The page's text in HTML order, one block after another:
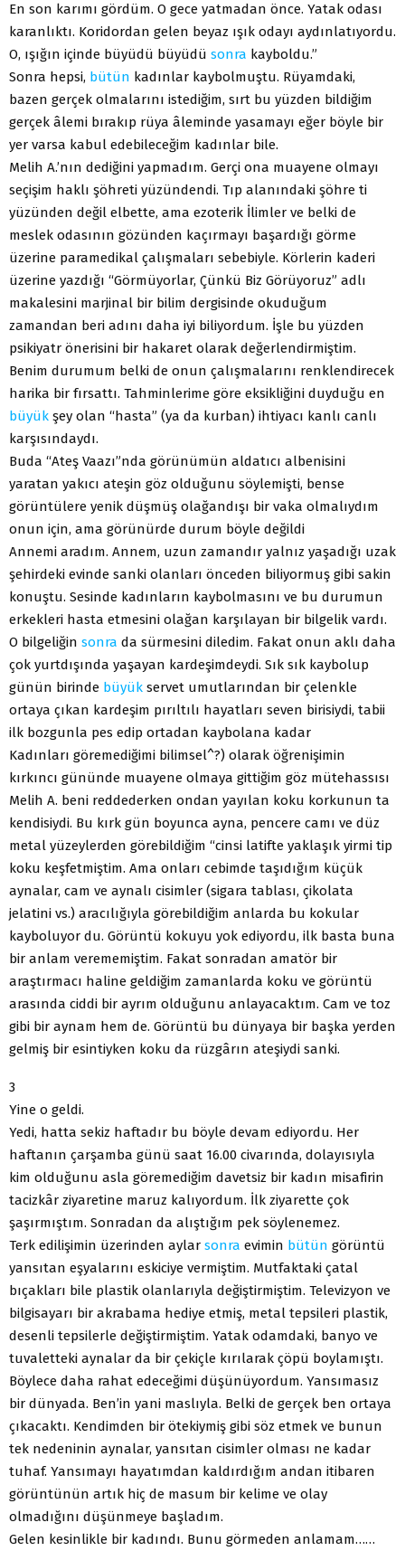
En son karımı gördüm. O gece yatmadan önce. Yatak odası
karanlıktı. Koridordan gelen beyaz ışık odayı aydınlatıyordu.
O, ışığın içinde büyüdü büyüdü sonra kayboldu.”
Sonra hepsi, bütün kadınlar kaybolmuştu. Rüyamdaki,
bazen gerçek olmalarını istediğim, sırt bu yüzden bildiğim
gerçek âlemi bırakıp rüya âleminde yasamayı eğer böyle bir
yer varsa kabul edebileceğim kadınlar bile.
Melih A.’nın dediğini yapmadım. Gerçi ona muayene olmayı
seçişim haklı şöhreti yüzündendi. Tıp alanındaki şöhre ti
yüzünden değil elbette, ama ezoterik İlimler ve belki de
meslek odasının gözünden kaçırmayı başardığı görme
üzerine paramedikal çalışmaları sebebiyle. Körlerin kaderi
üzerine yazdığı “Görmüyorlar, Çünkü Biz Görüyoruz” adlı
makalesini marjinal bir bilim dergisinde okuduğum
zamandan beri adını daha iyi biliyordum. İşle bu yüzden
psikiyatr önerisini bir hakaret olarak değerlendirmiştim.
Benim durumum belki de onun çalışmalarını renklendirecek
harika bir fırsattı. Tahminlerime göre eksikliğini duyduğu en
büyük şey olan “hasta” (ya da kurban) ihtiyacı kanlı canlı
karşısındaydı.
Buda “Ateş Vaazı”nda görünümün aldatıcı albenisini
yaratan yakıcı ateşin göz olduğunu söylemişti, bense
görüntülere yenik düşmüş olağandışı bir vaka olmalıydım
onun için, ama görünürde durum böyle değildi
Annemi aradım. Annem, uzun zamandır yalnız yaşadığı uzak
şehirdeki evinde sanki olanları önceden biliyormuş gibi sakin
konuştu. Sesinde kadınların kaybolmasını ve bu durumun
erkekleri hasta etmesini olağan karşılayan bir bilgelik vardı.
O bilgeliğin sonra da sürmesini diledim. Fakat onun aklı daha
çok yurtdışında yaşayan kardeşimdeydi. Sık sık kaybolup
günün birinde büyük servet umutlarından bir çelenkle
ortaya çıkan kardeşim pırıltılı hayatları seven birisiydi, tabii
ilk bozgunla pes edip ortadan kaybolana kadar
Kadınları göremediğimi bilimsel^?) olarak öğrenişimin
kırkıncı gününde muayene olmaya gittiğim göz mütehassısı
Melih A. beni reddederken ondan yayılan koku korkunun ta
kendisiydi. Bu kırk gün boyunca ayna, pencere camı ve düz
metal yüzeylerden görebildiğim “cinsi latifte yaklaşık yirmi tip
koku keşfetmiştim. Ama onları cebimde taşıdığım küçük
aynalar, cam ve aynalı cisimler (sigara tablası, çikolata
jelatini vs.) aracılığıyla görebildiğim anlarda bu kokular
kayboluyor du. Görüntü kokuyu yok ediyordu, ilk basta buna
bir anlam verememiştim. Fakat sonradan amatör bir
araştırmacı haline geldiğim zamanlarda koku ve görüntü
arasında ciddi bir ayrım olduğunu anlayacaktım. Cam ve toz
gibi bir aynam hem de. Görüntü bu dünyaya bir başka yerden
gelmiş bir esintiyken koku da rüzgârın ateşiydi sanki.
3
Yine o geldi.
Yedi, hatta sekiz haftadır bu böyle devam ediyordu. Her
haftanın çarşamba günü saat 16.00 civarında, dolayısıyla
kim olduğunu asla göremediğim davetsiz bir kadın misafirin
tacizkâr ziyaretine maruz kalıyordum. İlk ziyarette çok
şaşırmıştım. Sonradan da alıştığım pek söylenemez.
Terk edilişimin üzerinden aylar sonra evimin bütün görüntü
yansıtan eşyalarını eskiciye vermiştim. Mutfaktaki çatal
bıçakları bile plastik olanlarıyla değiştirmiştim. Televizyon ve
bilgisayarı bir akrabama hediye etmiş, metal tepsileri plastik,
desenli tepsilerle değiştirmiştim. Yatak odamdaki, banyo ve
tuvaletteki aynalar da bir çekiçle kırılarak çöpü boylamıştı.
Böylece daha rahat edeceğimi düşünüyordum. Yansımasız
bir dünyada. Ben’in yani maslıyla. Belki de gerçek ben ortaya
çıkacaktı. Kendimden bir ötekiymiş gibi söz etmek ve bunun
tek nedeninin aynalar, yansıtan cisimler olması ne kadar
tuhaf. Yansımayı hayatımdan kaldırdığım andan itibaren
görüntünün artık hiç de masum bir kelime ve olay
olmadığını düşünmeye başladım.
Gelen kesinlikle bir kadındı. Bunu görmeden anlamam……